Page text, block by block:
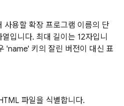
사용할 확장 프로그램 이름의 단
입니다. 최대 길이는 12자입니
'name' 키의 잘린 버전이 대신 표
파일을 식별합니다.